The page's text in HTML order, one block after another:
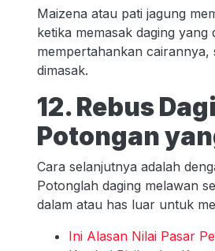
Maizena atau pati jagung
ketika memasak daging
mempertahankan
dimasak.
12. Rebus
Potongan
Cara selanjutnya adalah
Potonglah daging melawan
dalam atau has luar untuk
Ini Alasan Nilai Pasar